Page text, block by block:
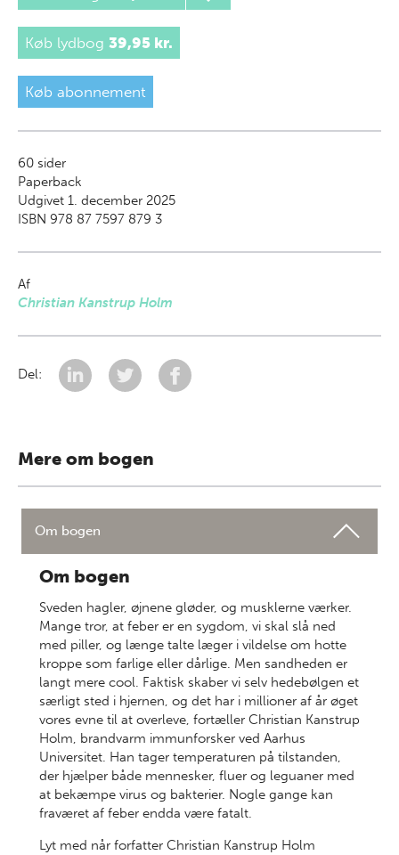
Køb lydbog 39,95 kr.
Køb abonnement
60 sider
Paperback
Udgivet 1. december 2025
ISBN 978 87 7597 879 3
Af
Christian Kanstrup Holm
Del:
Mere om bogen
Om bogen
Om bogen
Sveden hagler, øjnene gløder, og musklerne værker.
Mange tror, at feber er en sygdom, vi skal slå ned
med piller, og længe talte læger i vildelse om hotte
kroppe som farlige eller dårlige. Men sandheden er
langt mere cool. Faktisk skaber vi selv hedebølgen et
særligt sted i hjernen, og det har i millioner af år øget
vores evne til at overleve, fortæller Christian Kanstrup
Holm, brandvarm immunforsker ved Aarhus
Universitet. Han tager temperaturen på tilstanden,
der hjælper både mennesker, fluer og leguaner med
at bekæmpe virus og bakterier. Nogle gange kan
fraværet af feber endda være fatalt.
Lyt med når forfatter Christian Kanstrup Holm